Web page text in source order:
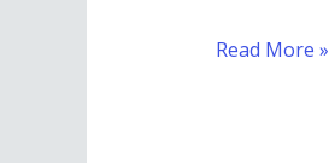
Read More »